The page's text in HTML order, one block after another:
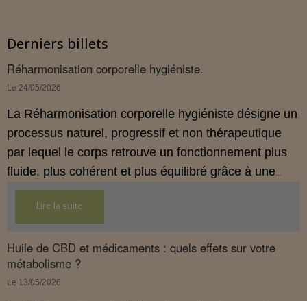
Derniers billets
Réharmonisation corporelle hygiéniste.
Le 24/05/2026
La Réharmonisation corporelle hygiéniste désigne un
processus naturel, progressif et non thérapeutique
par lequel le corps retrouve un fonctionnement plus
fluide, plus cohérent et plus équilibré grâce à une
hygiène de vie adaptée.
Lire la suite
Huile de CBD et médicaments : quels effets sur votre
métabolisme ?
Le 13/05/2026